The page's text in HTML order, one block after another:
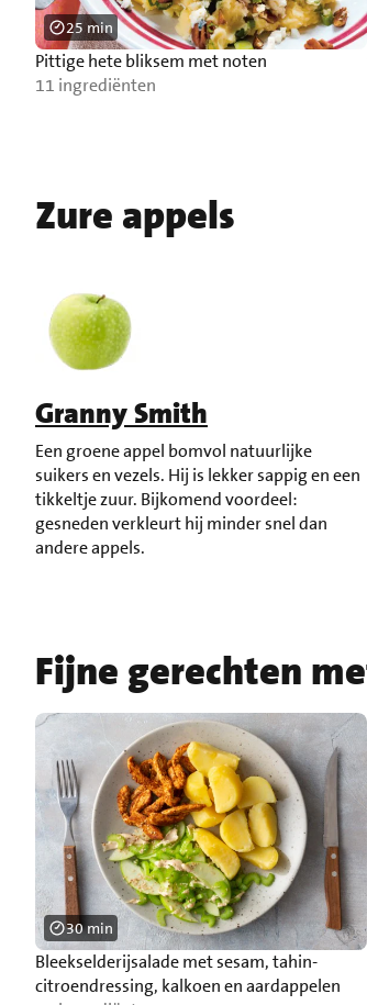
Pittige hete bliksem met noten
11 ingrediënten
25 min
Zure appels
Granny Smith
Een groene appel bomvol natuurlijke
suikers en vezels. Hij is lekker sappig en een
tikkeltje zuur. Bijkomend voordeel:
gesneden verkleurt hij minder snel dan
andere appels.
Fijne gerechten
Bleekselderijsalade met sesam, tahin-
citroendressing, kalkoen en aardappelen
30 min